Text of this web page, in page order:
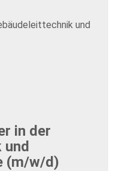
in der
(m/w/d)